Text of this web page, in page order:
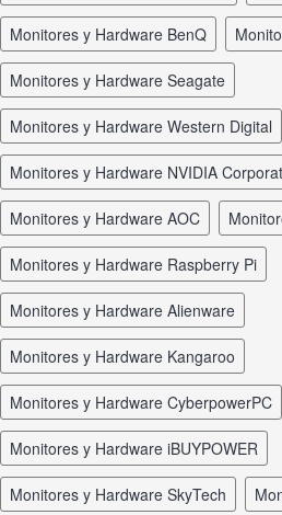
Monitores y Hardware BenQ
Monitores y Hardware Seagate
Monitores y Hardware Western Digital
Monitores y Hardware NVIDIA
Monitores y Hardware AOC
Monitores y Hardware Raspberry Pi
Monitores y Hardware Alienware
Monitores y Hardware Kangaroo
Monitores y Hardware CyberpowerPC
Monitores y Hardware iBUYPOWER
Monitores y Hardware SkyTech